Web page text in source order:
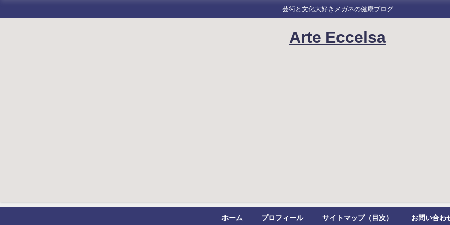
芸術と文化大好きメガネの健康ブログ
Arte Eccelsa
ホーム プロフィール サイトマップ（目次） お問い合わ